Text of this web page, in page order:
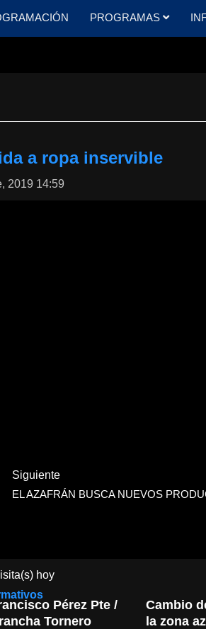
PROGRAMAS
a ropa inservible
2019 14:59
hoy
Siguiente
EL AZAFRÁN BUSCA NUEVOS
Pérez Pte /
Tornero
Cambio
la zona